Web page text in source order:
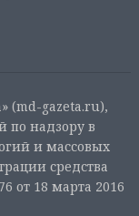
(md-gazeta.ru),
по надзору в
и массовых
средства
от 18 марта 2016